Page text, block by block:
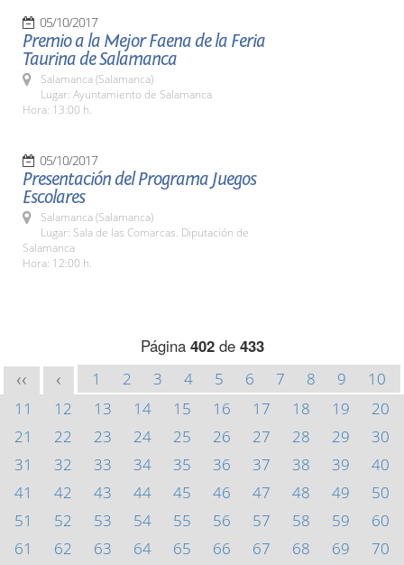
05/10/2017
Premio a la Mejor Faena de la Feria
Taurina de Salamanca
Salamanca (Salamanca)
Lugar: Ayuntamiento de Salamanca
Hora: 13:00 h.
05/10/2017
Presentación del Programa Juegos
Escolares
Salamanca (Salamanca)
Lugar: Sala de las Comarcas. Diputación de
Salamanca
Hora: 12:00 h.
Página 402de 433
<< < 1 2 3 4 5 6 7 8 9
10
11
12 13 14 15 16 17 18 19
20
21
22 23 24 25 26 27 28 29
30
31
32 33 34 35 36 37 38 39
40
41
42 43 44 45 46 47 48 49
50
51
52 53 54 55 56 57 58 59
60
61
62 63 64 65 66 67 68 69
70